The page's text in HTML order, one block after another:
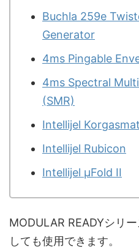
Buchla 259e
Generator
4ms Pingable
4ms Spectral
(SMR)
Intellijel
Intellijel Rubicon
Intellijel µFold II
MODULAR READYシリ
しても使用できます。